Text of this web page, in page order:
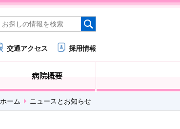
交通アクセス 採用情報
ホーム ニュースとお知らせ